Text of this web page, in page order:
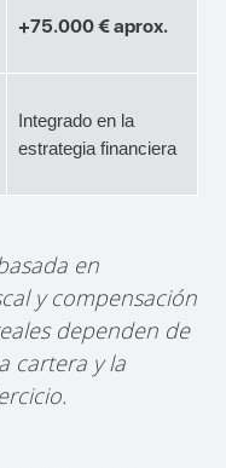
+75.000 € aprox.
Integrado en la
estrategia financiera
en
y compensación
dependen de
cartera y la